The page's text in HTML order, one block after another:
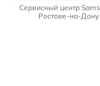
Сервисный центр
Ростове-на-Дону